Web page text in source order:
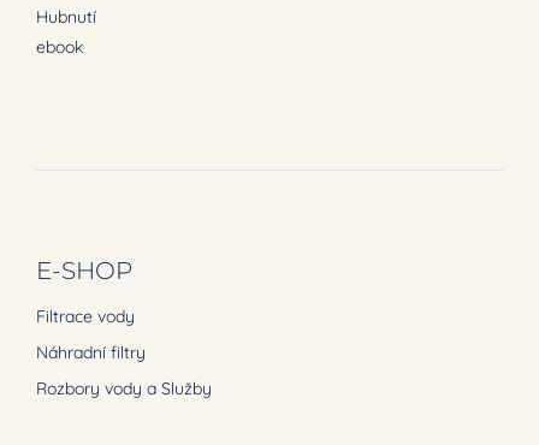
E-SHOP
Filtrace vody
Náhradní filtry
Rozbory vody a Služby
Hubnutí
ebook